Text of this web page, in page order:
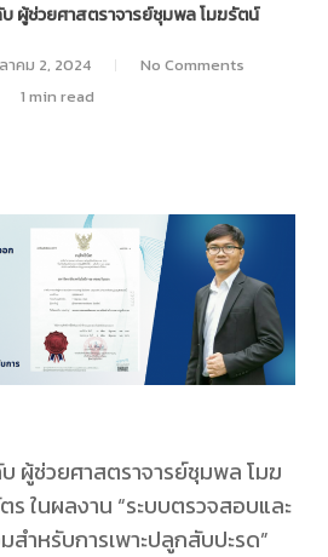
ผู้ช่วยศาสตราจารย์ชุมพล โมฆรัตน์
าคม 2, 2024
No Comments
1 min read
ผู้ช่วยศาสตราจารย์ชุมพล โมฆ
ในผลงาน “ระบบตรวจสอบและ
ำหรับการเพาะปลูกสับปะรด”